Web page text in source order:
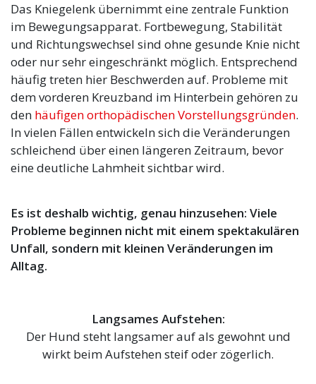
Das Kniegelenk übernimmt eine zentrale Funktion
im Bewegungsapparat. Fortbewegung, Stabilität
und Richtungswechsel sind ohne gesunde Knie nicht
oder nur sehr eingeschränkt möglich. Entsprechend
häufig treten hier Beschwerden auf. Probleme mit
dem vorderen Kreuzband im Hinterbein gehören zu
den häufigen orthopädischen Vorstellungsgründen.
In vielen Fällen entwickeln sich die Veränderungen
schleichend über einen längeren Zeitraum, bevor
eine deutliche Lahmheit sichtbar wird.
Es ist deshalb wichtig, genau hinzusehen: Viele
Probleme beginnen nicht mit einem spektakulären
Unfall, sondern mit kleinen Veränderungen im
Alltag.
Langsames Aufstehen:
Der Hund steht langsamer auf als gewohnt und
wirkt beim Aufstehen steif oder zögerlich.